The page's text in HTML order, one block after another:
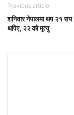
Previous article
शनिवार नेपालमा थप २१
थपिए, २२ को मृत्यु